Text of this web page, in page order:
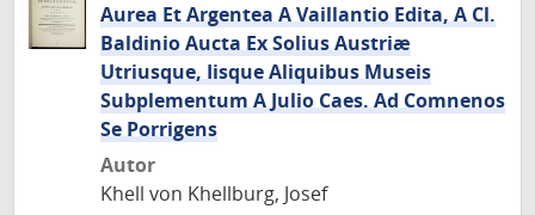
Aurea Et Argentea A Vaillantio Edita, A Cl.
Baldinio Aucta Ex Solius Austriæ
Utriusque, Iisque Aliquibus Museis
Subplementum A Julio Caes. Ad Comnenos
Se Porrigens
Autor
Khell von Khellburg, Josef